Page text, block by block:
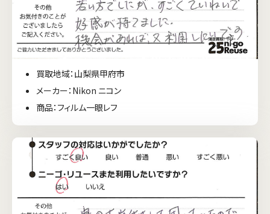
買取地域：山梨県甲府市
メーカー：Nikon ニコン
商品：フィルム一眼レフ